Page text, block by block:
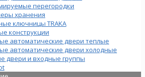
перегородки
хранения
ключницы TRAKA
конструкции
автоматические двери теплые
автоматические двери холодные
двери и входные группы